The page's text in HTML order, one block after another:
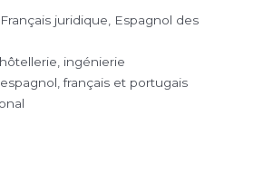
juridique, Espagnol des
ingénierie
français et portugais